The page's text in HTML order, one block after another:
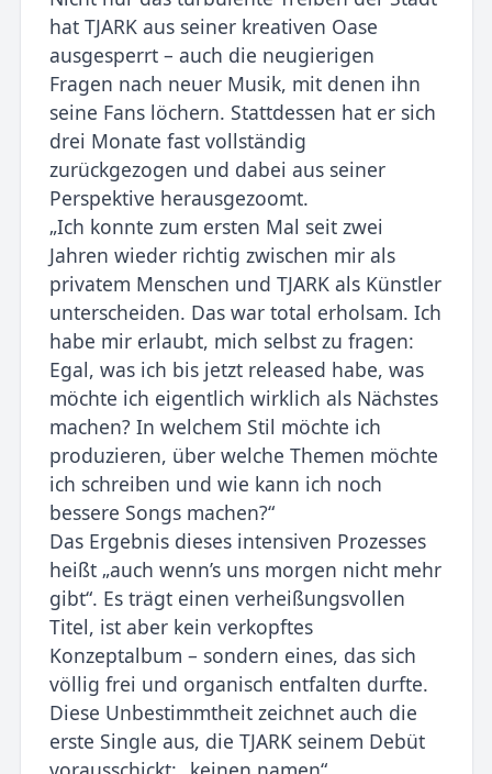
hat TJARK aus seiner kreativen Oase
ausgesperrt – auch die neugierigen
Fragen nach neuer Musik, mit denen ihn
seine Fans löchern. Stattdessen hat er sich
drei Monate fast vollständig
zurückgezogen und dabei aus seiner
Perspektive herausgezoomt.
„Ich konnte zum ersten Mal seit zwei
Jahren wieder richtig zwischen mir als
privatem Menschen und TJARK als Künstler
unterscheiden. Das war total erholsam. Ich
habe mir erlaubt, mich selbst zu fragen:
Egal, was ich bis jetzt released habe, was
möchte ich eigentlich wirklich als Nächstes
machen? In welchem Stil möchte ich
produzieren, über welche Themen möchte
ich schreiben und wie kann ich noch
bessere Songs machen?“
Das Ergebnis dieses intensiven Prozesses
heißt „auch wenn’s uns morgen nicht mehr
gibt“. Es trägt einen verheißungsvollen
Titel, ist aber kein verkopftes
Konzeptalbum – sondern eines, das sich
völlig frei und organisch entfalten durfte.
Diese Unbestimmtheit zeichnet auch die
erste Single aus, die TJARK seinem Debüt